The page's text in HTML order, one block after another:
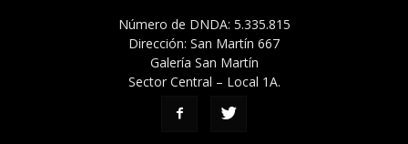
Número de DNDA: 5.335.815
Dirección: San Martín 667
Galería San Martín
Sector Central – Local 1A.